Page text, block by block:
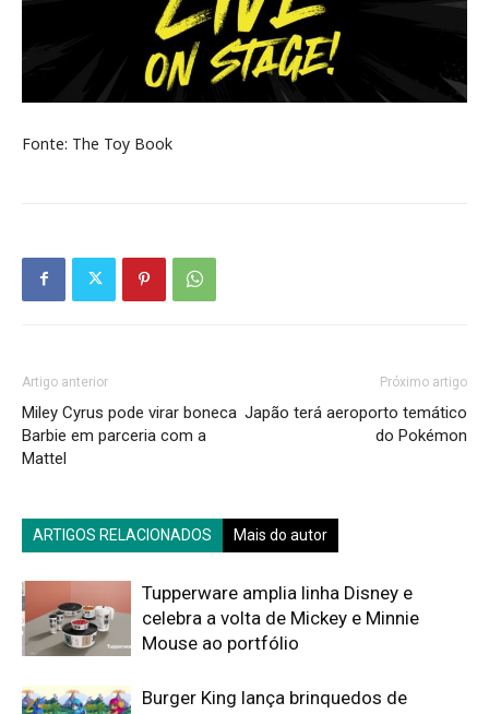
Fonte: The Toy Book
Artigo anterior
Miley Cyrus pode virar boneca
Barbie em parceria com a
Mattel
Próximo artigo
Japão terá aeroporto temático
do Pokémon
ARTIGOS RELACIONADOS Mais do autor
Tupperware amplia linha Disney e
celebra a volta de Mickey e Minnie
Mouse ao portfólio
Burger King lança brinquedos de